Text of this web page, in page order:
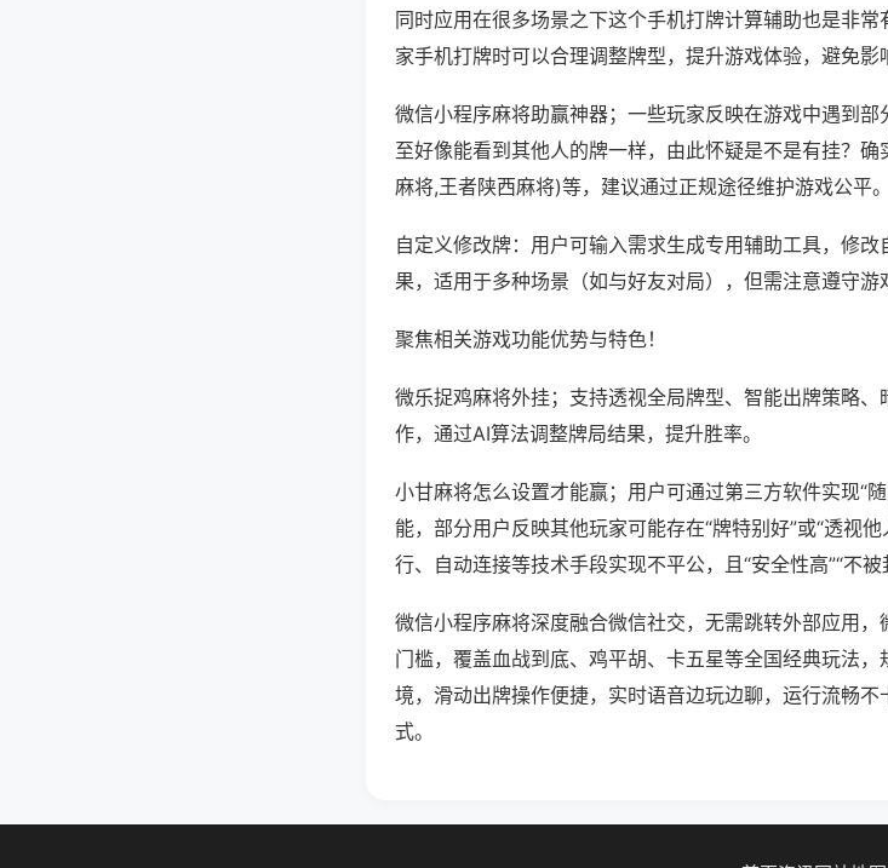
同时应用在很多场景之下这个手机打牌计算辅助也是非
家手机打牌时可以合理调整牌型，提升游戏体验，避免影
微信小程序麻将助赢神器；一些玩家反映在游戏中遇到
至好像能看到其他人的牌一样，由此怀疑是不是有挂？
麻将,王者陕西麻将)等，建议通过正规途径维护游戏公平。
自定义修改牌：用户可输入需求生成专用辅助工具，修
果，适用于多种场景（如与好友对局），但需注意遵守游
聚焦相关游戏功能优势与特色！
微乐捉鸡麻将外挂；支持透视全局牌型、智能出牌策略
作，通过AI算法调整牌局结果，提升胜率。
小甘麻将怎么设置才能赢；用户可通过第三方软件实现“
能，部分用户反映其他玩家可能存在“牌特别好”或“透视
行、自动连接等技术手段实现不平公，且“安全性高”“不被
微信小程序麻将深度融合微信社交，无需跳转外部应用
门槛，覆盖血战到底、鸡平胡、卡五星等全国经典玩法
境，滑动出牌操作便捷，实时语音边玩边聊，运行流畅
式。